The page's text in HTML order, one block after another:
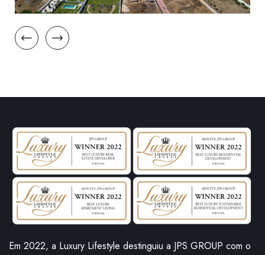
Em 2022, a Luxury Lifestyle destinguiu a JPS GROUP com o